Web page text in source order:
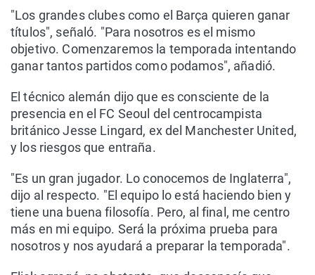
"Los grandes clubes como el Barça quieren ganar
títulos", señaló. "Para nosotros es el mismo
objetivo. Comenzaremos la temporada intentando
ganar tantos partidos como podamos", añadió.
El técnico alemán dijo que es consciente de la
presencia en el FC Seoul del centrocampista
británico Jesse Lingard, ex del Manchester United,
y los riesgos que entraña.
"Es un gran jugador. Lo conocemos de Inglaterra",
dijo al respecto. "El equipo lo está haciendo bien y
tiene una buena filosofía. Pero, al final, me centro
más en mi equipo. Será la próxima prueba para
nosotros y nos ayudará a preparar la temporada".